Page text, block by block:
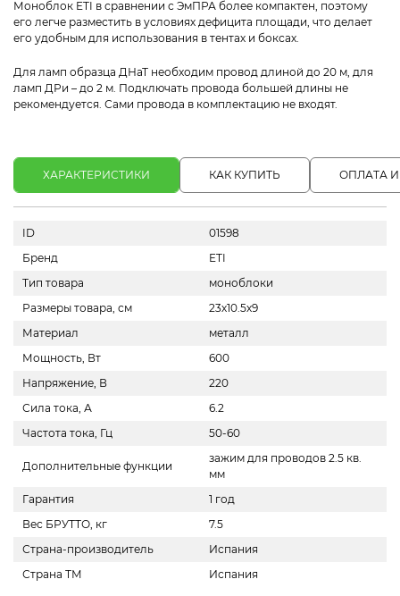
Моноблок ETI в сравнении с ЭмПРА более компактен, поэтому
его легче разместить в условиях дефицита площади, что делает
его удобным для использования в тентах и боксах.
Для ламп образца ДНаТ необходим провод длиной до 20 м, для
ламп ДРи – до 2 м. Подключать провода большей длины не
рекомендуется. Сами провода в комплектацию не входят.
ХАРАКТЕРИСТИКИ КАК КУПИТЬ ОПЛАТА
ID
01598
Бренд
ETI
Тип товара
моноблоки
Размеры товара, см
23х10.5х9
Материал
металл
Мощность, Вт
600
Напряжение, В
220
Сила тока, А
6.2
Частота тока, Гц
50-60
Дополнительные функции
зажим для проводов 2.5 кв.
мм
Гарантия
1 год
Вес БРУТТО, кг
7.5
Страна-производитель
Испания
Страна ТМ
Испания